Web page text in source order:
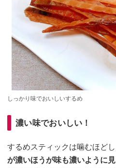
しっかり味でおいしいするめ
濃い味でおいしい！
するめスティックは噛むほど
が濃いほうが味も濃いように